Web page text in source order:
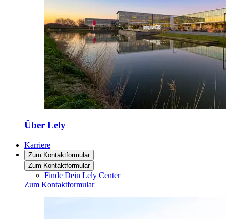
Über Lely
Karriere
Zum Kontaktformular
Zum Kontaktformular
Finde Dein Lely Center
Zum Kontaktformular